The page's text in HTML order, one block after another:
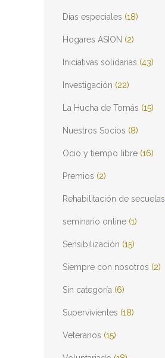
Días especiales (18)
Hogares ASION (2)
Iniciativas solidarias (43)
Investigación (22)
La Hucha de Tomás (15)
Nuestros Socios (8)
Ocio y tiempo libre (16)
Premios (2)
Rehabilitación de secuelas
seminario online (1)
Sensibilización (15)
Siempre con nosotros (2)
Sin categoría (6)
Supervivientes (18)
Veteranos (15)